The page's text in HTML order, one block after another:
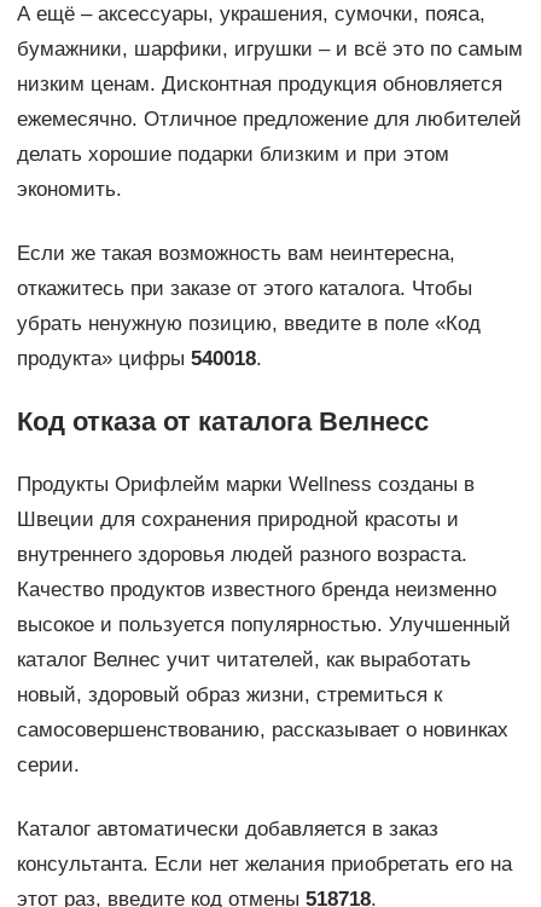
А ещё – аксессуары, украшения, сумочки, пояса,
бумажники, шарфики, игрушки – и всё это по самым
низким ценам. Дисконтная продукция обновляется
ежемесячно. Отличное предложение для любителей
делать хорошие подарки близким и при этом
экономить.
Если же такая возможность вам неинтересна,
откажитесь при заказе от этого каталога. Чтобы
убрать ненужную позицию, введите в поле «Код
продукта» цифры 540018.
Код отказа от каталога Велнесс
Продукты Орифлейм марки Wellness созданы в
Швеции для сохранения природной красоты и
внутреннего здоровья людей разного возраста.
Качество продуктов известного бренда неизменно
высокое и пользуется популярностью. Улучшенный
каталог Велнес учит читателей, как выработать
новый, здоровый образ жизни, стремиться к
самосовершенствованию, рассказывает о новинках
серии.
Каталог автоматически добавляется в заказ
консультанта. Если нет желания приобретать его на
этот раз, введите код отмены 518718.